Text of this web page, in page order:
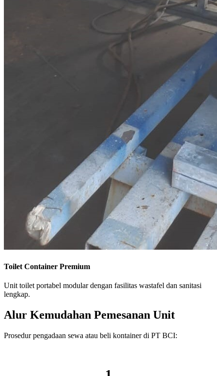
Toilet Container Premium
Unit toilet portabel modular dengan fasilitas wastafel dan sanitasi
lengkap.
Alur Kemudahan Pemesanan Unit
Prosedur pengadaan sewa atau beli kontainer di PT BCI: